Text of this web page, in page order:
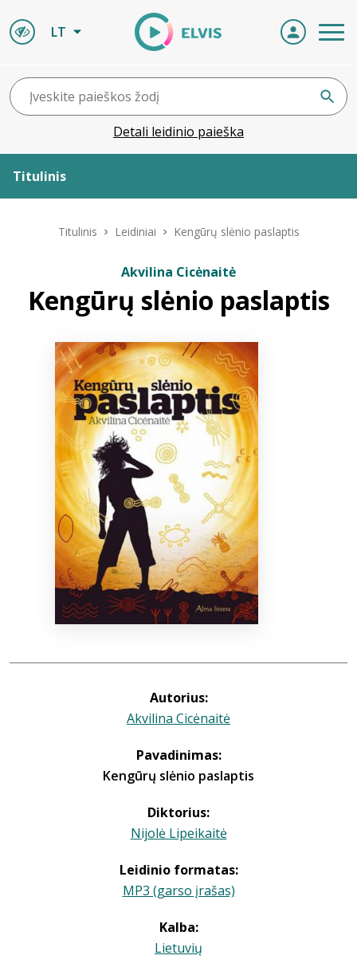
LT
Detali leidinio paieška
Titulinis
ELVIS atvyksta
Naujienos
Bibliotekoms
+370 667 80 541
info@elvislab.lt
Titulinis Leidiniai Kengūrų slėnio paslaptis
Akvilina Cicėnaitė
Kengūrų slėnio paslaptis
Autorius:
Akvilina Cicėnaitė
Pavadinimas:
Kengūrų slėnio paslaptis
Diktorius:
Nijolė Lipeikaitė
Leidinio formatas:
MP3 (garso įrašas)
Kalba:
Lietuvių